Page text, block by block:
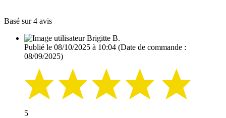
Basé sur 4 avis
Brigitte B.
Publié le 08/10/2025 à 10:04 (Date de commande :
08/09/2025)
5